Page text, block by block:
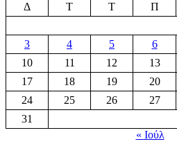
Δ
Τ Τ Π
3
4 5 6
10
11 12 13
17
18 19 20
24
25 26 27
31
« Ιούλ